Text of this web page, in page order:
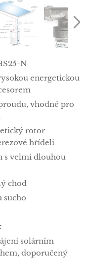
N
energetickou
vhodné pro
rotor
hřídeli
s velmi dlouhou
chod
sucho
solárním
doporučený